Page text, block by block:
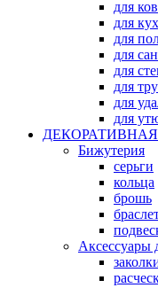
для
для
для
для
для
для
для
для
Бижутерия
серьги
кольца
брошь
Аксессуары